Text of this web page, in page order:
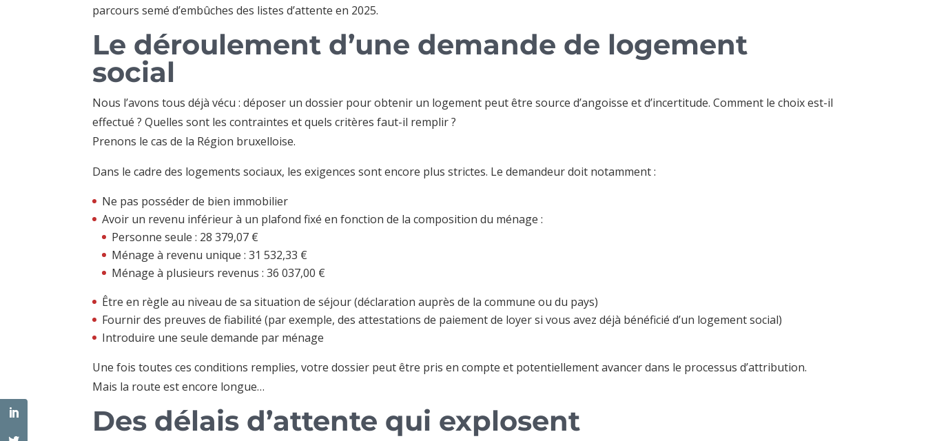
parcours semé d’embûches des listes d’attente en 2025.
Le déroulement d’une demande de logement
social
Nous l’avons tous déjà vécu : déposer un dossier pour obtenir un logement peut être source d’angoisse et d’incertitude. Comment le choix est-il
effectué ? Quelles sont les contraintes et quels critères faut-il remplir ?
Prenons le cas de la Région bruxelloise.
Dans le cadre des logements sociaux, les exigences sont encore plus strictes. Le demandeur doit notamment :
Ne pas posséder de bien immobilier
Avoir un revenu inférieur à un plafond fixé en fonction de la composition du ménage :
Personne seule : 28 379,07 €
Ménage à revenu unique : 31 532,33 €
Ménage à plusieurs revenus : 36 037,00 €
Être en règle au niveau de sa situation de séjour (déclaration auprès de la commune ou du pays)
Fournir des preuves de fiabilité (par exemple, des attestations de paiement de loyer si vous avez déjà bénéficié d’un logement social)
Introduire une seule demande par ménage
Une fois toutes ces conditions remplies, votre dossier peut être pris en compte et potentiellement avancer dans le processus d’attribution.
Mais la route est encore longue…
Des délais d’attente qui explosent